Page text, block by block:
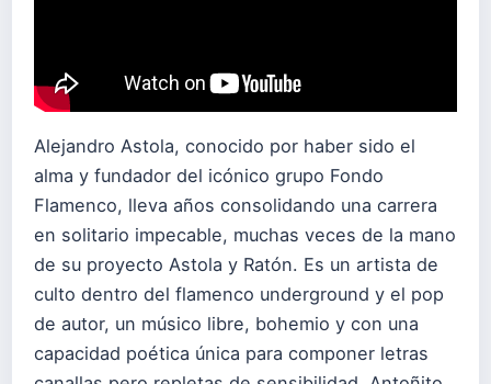
Alejandro Astola, conocido por haber sido el
alma y fundador del icónico grupo Fondo
Flamenco, lleva años consolidando una carrera
en solitario impecable, muchas veces de la mano
de su proyecto Astola y Ratón. Es un artista de
culto dentro del flamenco underground y el pop
de autor, un músico libre, bohemio y con una
capacidad poética única para componer letras